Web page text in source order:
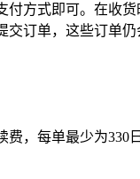
付方式即可。在收
订单，这些订单仍
，每单最少为